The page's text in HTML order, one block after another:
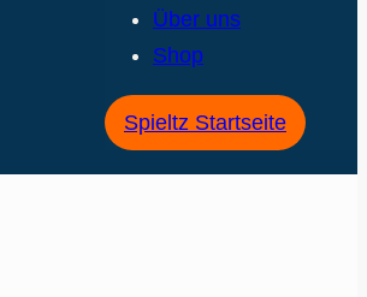
Über uns
Shop
Spieltz Startseite